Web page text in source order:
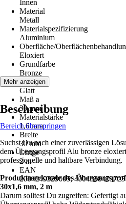
Innen
Material
Metall
Materialspezifizierung
Aluminium
Oberfläche/
Eloxiert
Grundfarbe
Bronze
Struktur
Glatt
Maß a
30 mm
Materialstärke
1,6 mm
Breite
30 mm
Länge
2 m
EAN
2004249329005, 4004338479725
Mehr anzeigen
Beschreibung
Bereich überspringen
Suchst Du nach einer zuverlässigen
dem Übergangsprofil Alu bronze
professionelle und haltbare Verbindung.
Produktmerkmale des
30x1,6 mm, 2 m
Darum solltest Du zugreifen: Gefertigt